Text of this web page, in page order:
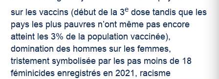
sur les vaccins (début de la 3e dose tandis que les
pays les plus pauvres n’ont même pas encore
atteint les 3% de la population vaccinée),
domination des hommes sur les femmes,
tristement symbolisée par les pas moins de 18
féminicides enregistrés en 2021, racisme